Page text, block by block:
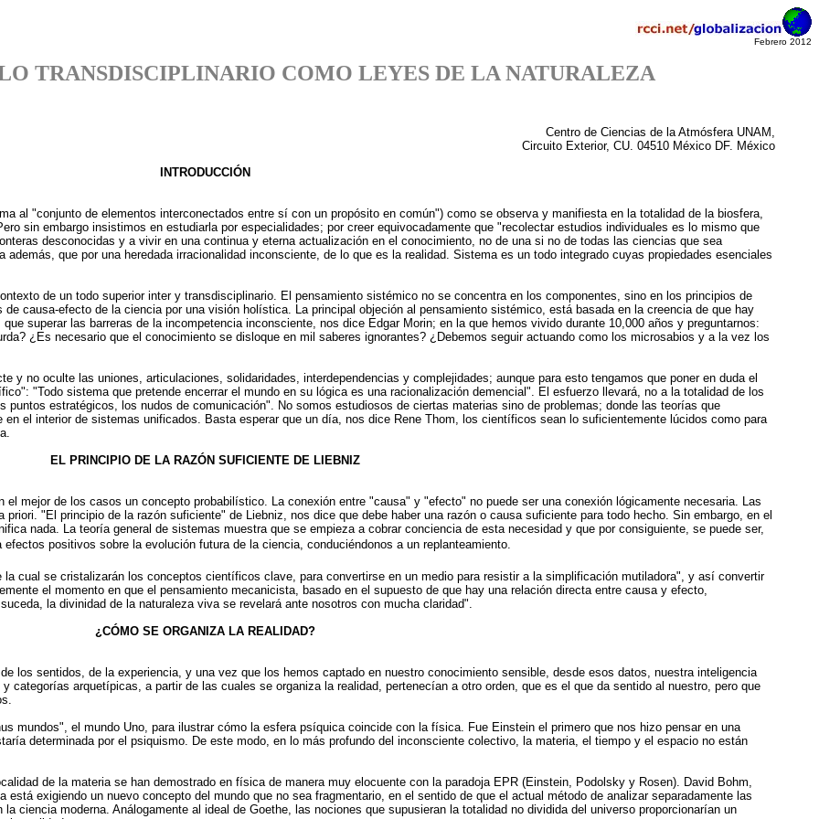
Febrero 2012
TRANSDISCIPLINARIO COMO LEYES DE LA NATURALEZA
Centro de Ciencias de la Atmósfera UNAM,
Circuito Exterior, CU. 04510 México DF. México
INTRODUCCIÓN
al "conjunto de elementos interconectados entre sí con un propósito en común") como se observa y manifiesta en la totalidad de la biosfera,
sin embargo insistimos en estudiarla por especialidades; por creer equivocadamente que "recolectar estudios individuales es lo mismo que
desconocidas y a vivir en una continua y eterna actualización en el conocimiento, no de una si no de todas las ciencias que sea
que por una heredada irracionalidad inconsciente, de lo que es la realidad. Sistema es un todo integrado cuyas propiedades esenciales
de un todo superior inter y transdisciplinario. El pensamiento sistémico no se concentra en los componentes, sino en los principios de
causa-efecto de la ciencia por una visión holística. La principal objeción al pensamiento sistémico, está basada en la creencia de que hay
superar las barreras de la incompetencia inconsciente, nos dice Edgar Morin; en la que hemos vivido durante 10,000 años y preguntarnos:
¿Es necesario que el conocimiento se disloque en mil saberes ignorantes? ¿Debemos seguir actuando como los microsabios y a la vez los
y no oculte las uniones, articulaciones, solidaridades, interdependencias y complejidades; aunque para esto tengamos que poner en duda el
"Todo sistema que pretende encerrar el mundo en su lógica es una racionalización demencial". El esfuerzo llevará, no a la totalidad de los
estratégicos, los nudos de comunicación". No somos estudiosos de ciertas materias sino de problemas; donde las teorías que
el interior de sistemas unificados. Basta esperar que un día, nos dice Rene Thom, los científicos sean lo suficientemente lúcidos como para
EL PRINCIPIO DE LA RAZÓN SUFICIENTE DE LIEBNIZ
mejor de los casos un concepto probabilístico. La conexión entre "causa" y "efecto" no puede ser una conexión lógicamente necesaria. Las
"El principio de la razón suficiente" de Liebniz, nos dice que debe haber una razón o causa suficiente para todo hecho. Sin embargo, en el
nada. La teoría general de sistemas muestra que se empieza a cobrar conciencia de esta necesidad y que por consiguiente, se puede ser,
positivos sobre la evolución futura de la ciencia, conduciéndonos a un replanteamiento.
la cual se cristalizarán los conceptos científicos clave, para convertirse en un medio para resistir a la simplificación mutiladora", y así convertir
el momento en que el pensamiento mecanicista, basado en el supuesto de que hay una relación directa entre causa y efecto,
la divinidad de la naturaleza viva se revelará ante nosotros con mucha claridad".
¿CÓMO SE ORGANIZA LA REALIDAD?
los sentidos, de la experiencia, y una vez que los hemos captado en nuestro conocimiento sensible, desde esos datos, nuestra inteligencia
categorías arquetípicas, a partir de las cuales se organiza la realidad, pertenecían a otro orden, que es el que da sentido al nuestro, pero que
mundos", el mundo Uno, para ilustrar cómo la esfera psíquica coincide con la física. Fue Einstein el primero que nos hizo pensar en una
determinada por el psiquismo. De este modo, en lo más profundo del inconsciente colectivo, la materia, el tiempo y el espacio no están
de la materia se han demostrado en física de manera muy elocuente con la paradoja EPR (Einstein, Podolsky y Rosen). David Bohm,
exigiendo un nuevo concepto del mundo que no sea fragmentario, en el sentido de que el actual método de analizar separadamente las
ciencia moderna. Análogamente al ideal de Goethe, las nociones que supusieran la totalidad no dividida del universo proporcionarían un